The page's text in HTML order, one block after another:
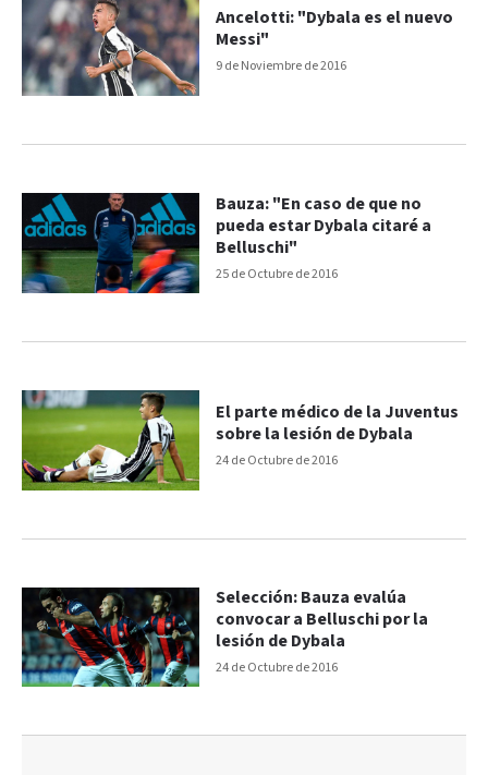
9 de Noviembre de 2016
Ancelotti: "Dybala es el nuevo
Messi"
25 de Octubre de 2016
Bauza: "En caso de que no
pueda estar Dybala citaré a
Belluschi"
24 de Octubre de 2016
El parte médico de la Juventus
sobre la lesión de Dybala
24 de Octubre de 2016
Selección: Bauza evalúa
convocar a Belluschi por la
lesión de Dybala